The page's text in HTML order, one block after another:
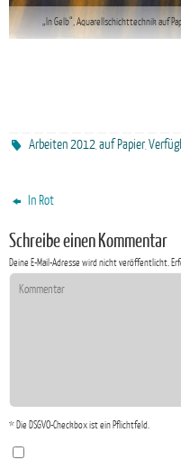
„In Gelb“, Aquarellschichttechnik auf
Arbeiten 2012 ,auf Papier
In Rot
Schreibe einen Kommentar
Deine E-Mail-Adresse wird nicht veröffentlicht.
* Die DSGVO-Checkbox ist ein Pflichtfeld.